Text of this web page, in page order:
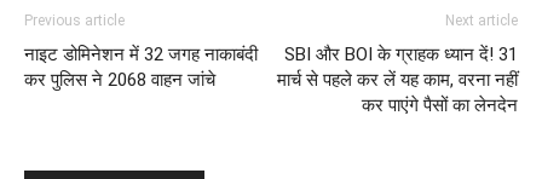
Previous article
नाइट डोमिनेशन में 32 जगह नाकाबंदी
कर पुलिस ने 2068 वाहन जांचे
Next article
SBI और BOI के ग्राहक ध्यान दें! 31
मार्च से पहले कर लें यह काम, वरना नहीं
कर पाएंगे पैसों का लेनदेन